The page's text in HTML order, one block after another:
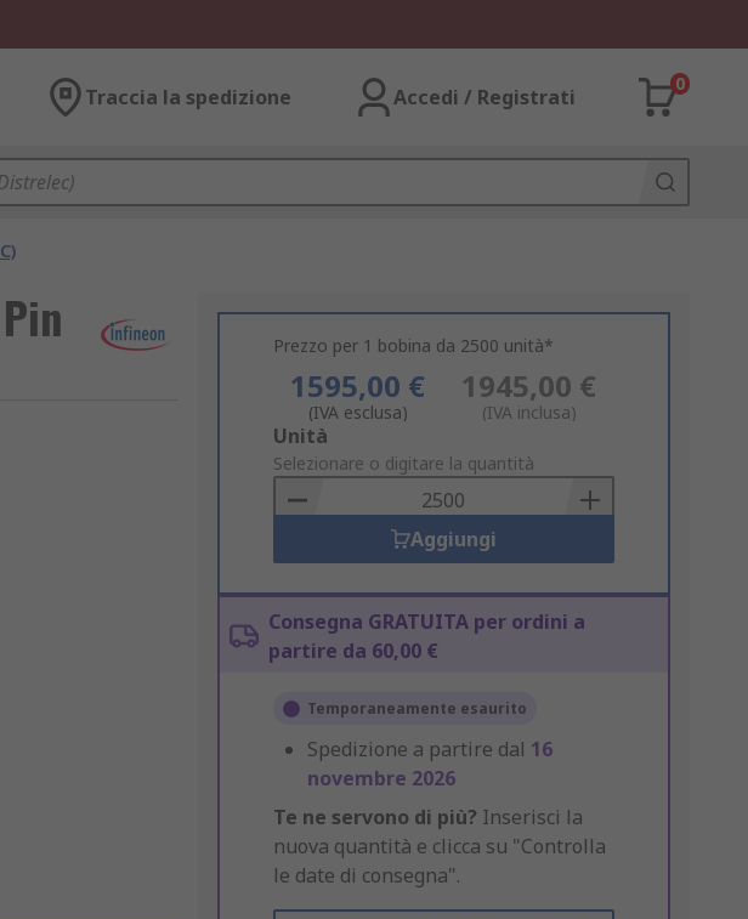
Traccia la spedizione Accedi / Registrati
0
Prezzo per 1 bobina da 2500 unità*
1595,00 €
(IVA esclusa)
1945,00 €
(IVA inclusa)
Add
to
Basket
Unità
Selezionare o digitare la quantità
Aggiungi
Consegna GRATUITA per ordini a
partire da 60,00 €
Temporaneamente esaurito
Spedizione a partire dal 16
novembre 2026
Te ne servono di più? Inserisci la
nuova quantità e clicca su "Controlla
le date di consegna".